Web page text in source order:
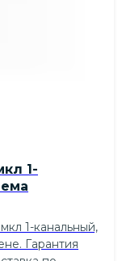
1-
1-канальный,
Гарантия